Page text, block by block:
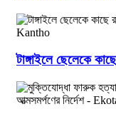
টাঙ্গাইলে ছেলেকে